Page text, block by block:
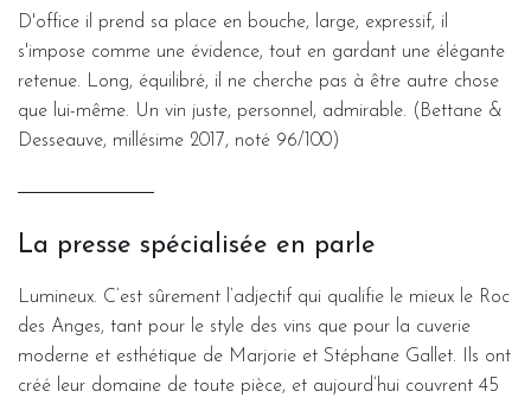
D'office il prend sa place en bouche, large, expressif, il
s'impose comme une évidence, tout en gardant une élégante
retenue. Long, équilibré, il ne cherche pas à être autre chose
que lui-même. Un vin juste, personnel, admirable. (Bettane &
Desseauve, millésime 2017, noté 96/100)
La presse spécialisée en parle
Lumineux. C’est sûrement l’adjectif qui qualifie le mieux le Roc
des Anges, tant pour le style des vins que pour la cuverie
moderne et esthétique de Marjorie et Stéphane Gallet. Ils ont
créé leur domaine de toute pièce, et aujourd’hui couvrent 45